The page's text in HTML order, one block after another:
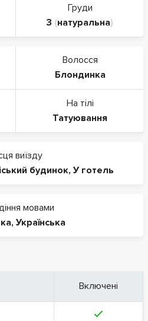
Груди
3 (натуральна)
Волосся
Блондинка
На тілі
Татуювання
виїзду
будинок, У готель
мовами
, Українська
Включені